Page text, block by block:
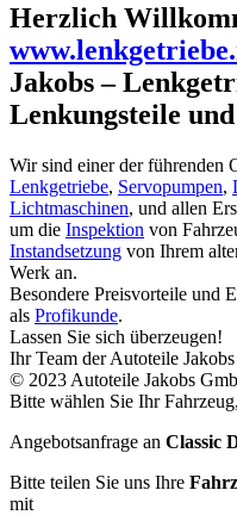
Herzlich
Jakobs –
Lenkungsteile
Wir sind einer der führenden
Lenkgetriebe, Servopumpen,
Lichtmaschinen, und allen
um die Inspektion von
Instandsetzung von Ihrem
Werk an.
Besondere Preisvorteile und
als Profikunde.
Lassen Sie sich überzeugen!
Ihr Team der Autoteile
© 2023 Autoteile Jakobs
Bitte wählen Sie Ihr
Angebotsanfrage an Classic
Bitte teilen Sie uns Ihre
mit